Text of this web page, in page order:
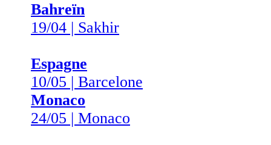
Bahreïn
19/04 | Sakhir
Espagne
10/05 | Barcelone
Monaco
24/05 | Monaco